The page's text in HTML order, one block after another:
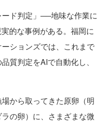
ド判定」──地味な作業に
的な事例がある。福岡に
ションズでは、これまで
質判定をAIで自動化し、
から取ってきた原卵（明
の卵）に、さまざまな微